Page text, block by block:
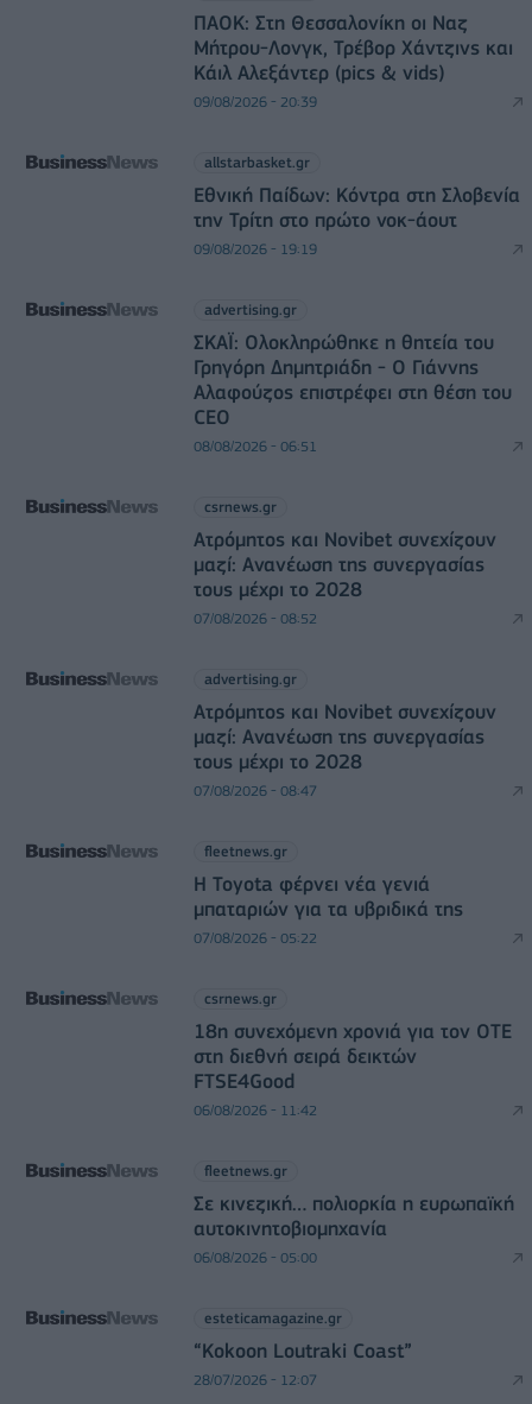
ΠΑΟΚ: Στη Θεσσαλονίκη οι Ναζ
Μήτρου-Λονγκ, Τρέβορ Χάντζινς και
Κάιλ Αλεξάντερ (pics & vids)
09/08/2026 - 20:39
allstarbasket.gr
Εθνική Παίδων: Κόντρα στη Σλοβενία
την Τρίτη στο πρώτο νοκ-άουτ
09/08/2026 - 19:19
advertising.gr
ΣΚΑΪ: Ολοκληρώθηκε η θητεία του
Γρηγόρη Δημητριάδη - Ο Γιάννης
Αλαφούζος επιστρέφει στη θέση του
CEO
08/08/2026 - 06:51
csrnews.gr
Ατρόμητος και Novibet συνεχίζουν
μαζί: Ανανέωση της συνεργασίας
τους μέχρι το 2028
07/08/2026 - 08:52
advertising.gr
Ατρόμητος και Novibet συνεχίζουν
μαζί: Ανανέωση της συνεργασίας
τους μέχρι το 2028
07/08/2026 - 08:47
fleetnews.gr
Η Toyota φέρνει νέα γενιά
μπαταριών για τα υβριδικά της
07/08/2026 - 05:22
csrnews.gr
18η συνεχόμενη χρονιά για τον ΟΤΕ
στη διεθνή σειρά δεικτών
FTSE4Good
06/08/2026 - 11:42
fleetnews.gr
Σε κινεζική… πολιορκία η ευρωπαϊκή
αυτοκινητοβιομηχανία
06/08/2026 - 05:00
esteticamagazine.gr
“Kokoon Loutraki Coast”
28/07/2026 - 12:07